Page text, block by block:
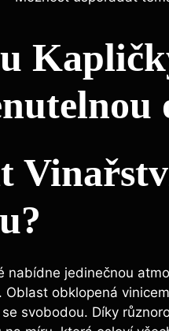
nabídne jedinečnou
Oblast obklopená
svobodou. Díky